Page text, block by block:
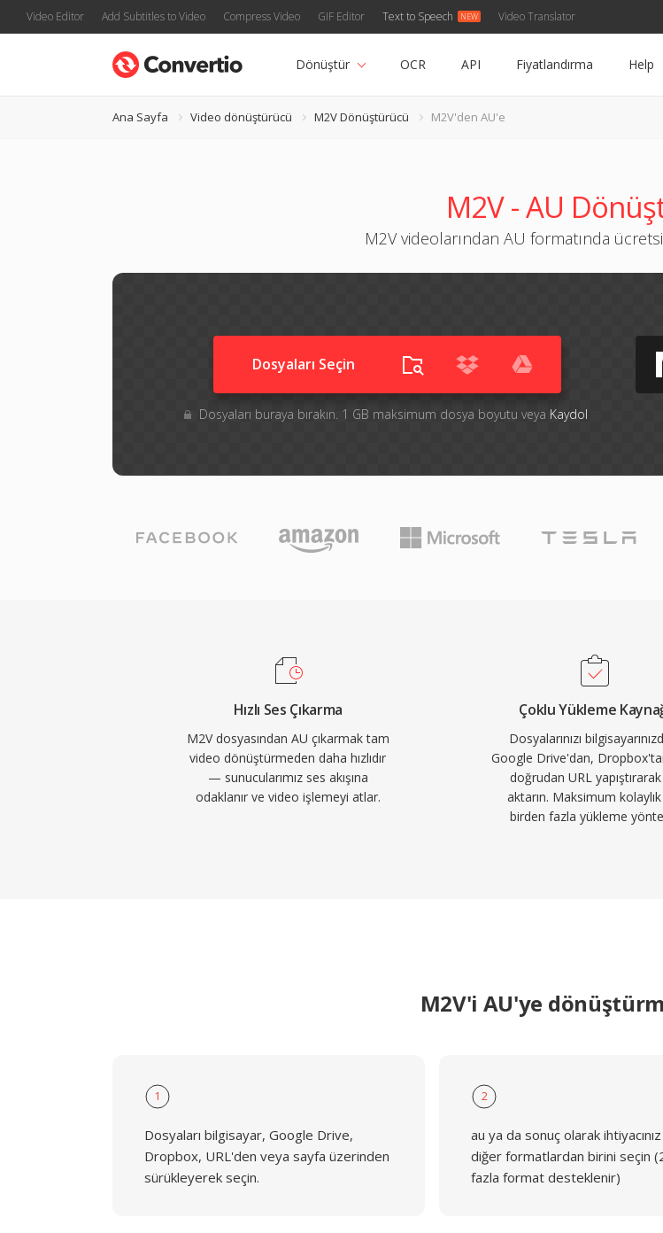
Video Editor Add Subtitles to Video Compress Video GIF Editor Text to Speech Video Translator
Dönüştür OCR API Fiyatlandırma Help
Ana Sayfa Video dönüştürücü M2V Dönüştürücü M2V'den AU'e
M2V - AU
M2V videolarından AU formatında
Dosyaları Seçin
Dosyaları buraya bırakın. 1 GB maksimum dosya boyutu veya Kaydol
Hızlı Ses Çıkarma
M2V dosyasından AU çıkarmak tam
video dönüştürmeden daha hızlıdır
— sunucularımız ses akışına
odaklanır ve video işlemeyi atlar.
Çoklu Yükleme
Dosyalarınızı
Google Drive'dan,
doğrudan URL
aktarın. Maksimum
birden fazla yükleme
M2V'i AU'ye
1
Dosyaları bilgisayar, Google Drive,
Dropbox, URL'den veya sayfa üzerinden
sürükleyerek seçin.
2
au ya da sonuç olarak
diğer formatlardan birini seçin
fazla format desteklenir)